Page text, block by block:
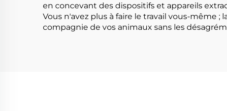
en concevant des dispositifs et appareils
Vous n'avez plus à faire le travail vous-même
compagnie de vos animaux sans les